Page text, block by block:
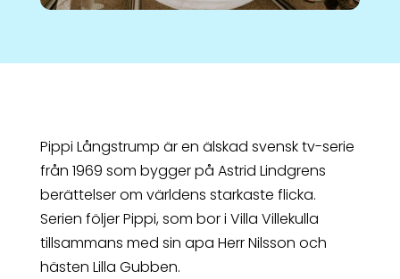
Pippi Långstrump är en älskad svensk tv-serie
från 1969 som bygger på Astrid Lindgrens
berättelser om världens starkaste flicka.
Serien följer Pippi, som bor i Villa Villekulla
tillsammans med sin apa Herr Nilsson och
hästen Lilla Gubben.